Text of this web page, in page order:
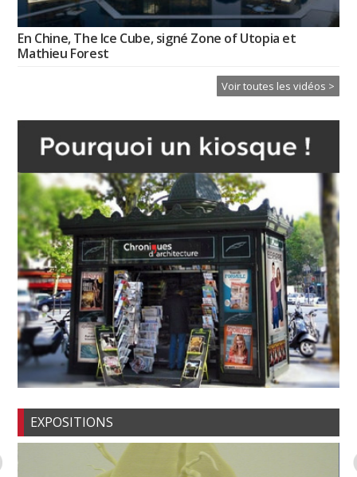
En Chine, The Ice Cube, signé Zone of Utopia et
Mathieu Forest
Voir toutes les vidéos >
EXPOSITIONS